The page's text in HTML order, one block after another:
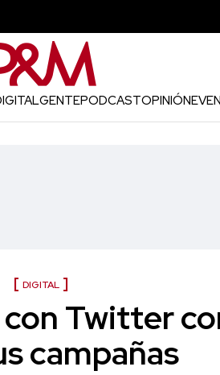
GENTEPODCASTOPINIÓN
DIGITAL
Twitter
campañas